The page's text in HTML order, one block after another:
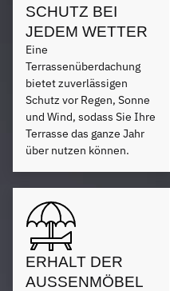
SCHUTZ BEI
JEDEM WETTER
Eine
Terrassenüberdachung
bietet zuverlässigen
Schutz vor Regen, Sonne
und Wind, sodass Sie Ihre
Terrasse das ganze Jahr
über nutzen können.
ERHALT DER
AUSSENMÖBEL